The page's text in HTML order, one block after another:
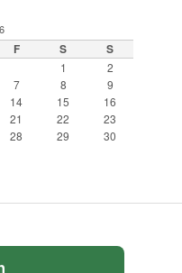
F S S
1
2
7 8
9
14 15
16
21 22
23
28 29
30